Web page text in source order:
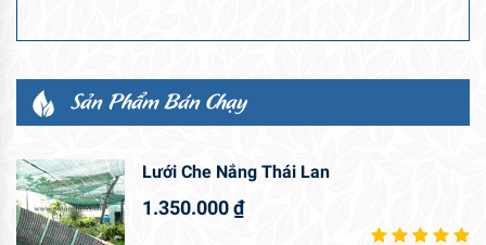
Sản Phẩm Bán Chạy
Lưới Che Nắng Thái Lan
1.350.000₫